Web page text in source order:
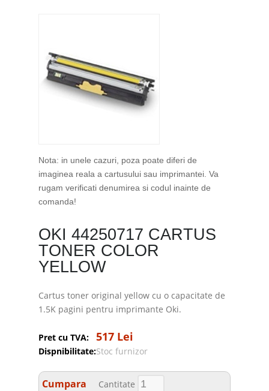
Nota: in unele cazuri, poza poate diferi de
imaginea reala a cartusului sau imprimantei. Va
rugam verificati denumirea si codul inainte de
comanda!
OKI 44250717 CARTUS
TONER COLOR
YELLOW
Cartus toner original yellow cu o capacitate de
1.5K pagini pentru imprimante Oki.
Pret cu TVA: 517 Lei
Dispnibilitate:Stoc furnizor
Cumpara Cantitate